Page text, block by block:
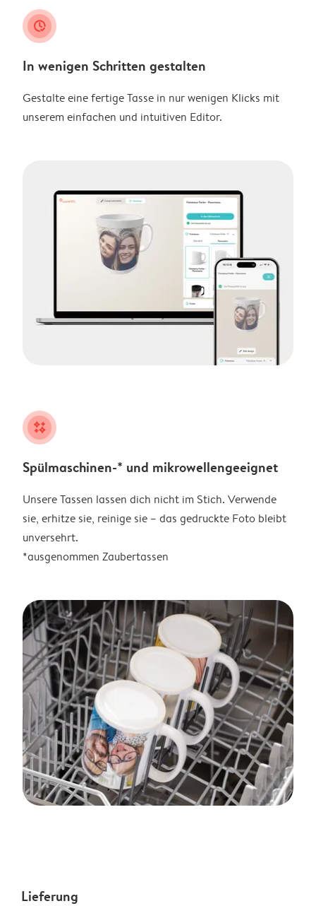
clock_check
In wenigen Schritten gestalten
Gestalte eine fertige Tasse in nur wenigen Klicks mit
unserem einfachen und intuitiven Editor.
night
Spülmaschinen-* und mikrowellengeeignet
Unsere Tassen lassen dich nicht im Stich. Verwende
sie, erhitze sie, reinige sie – das gedruckte Foto bleibt
unversehrt.
*ausgenommen Zaubertassen
Lieferung